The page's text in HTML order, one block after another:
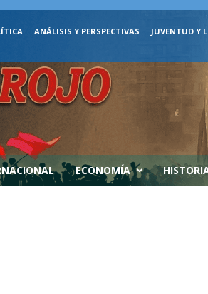
ANÁLISIS Y PERSPECTIVAS JUVENTUD Y
ECONOMÍA